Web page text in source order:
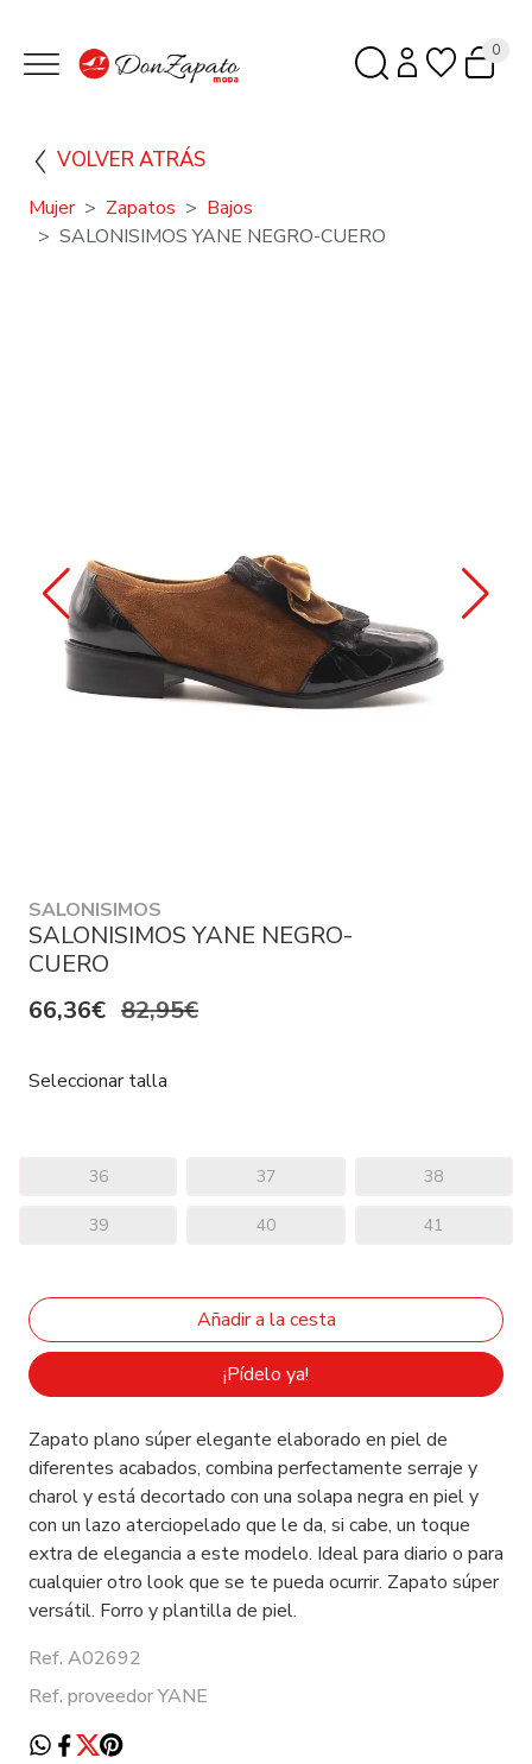
0
VOLVER ATRÁS
Mujer Zapatos
Bajos
SALONISIMOS YANE NEGRO-CUERO
SALONISIMOS
SALONISIMOS YANE NEGRO-
CUERO
66,36€ 82,95€
Seleccionar talla
36 37 38
39 40 41
¡Pídelo ya!
Zapato plano súper elegante elaborado en piel de
diferentes acabados, combina perfectamente serraje y
charol y está decortado con una solapa negra en piel y
con un lazo aterciopelado que le da, si cabe, un toque
extra de elegancia a este modelo. Ideal para diario o para
cualquier otro look que se te pueda ocurrir. Zapato súper
versátil. Forro y plantilla de piel.
Ref. A02692
Ref. proveedor YANE